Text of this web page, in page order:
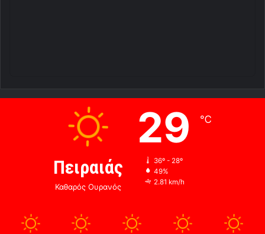
Πειραιάς
Καθαρός Ουρανός
29 ℃
36º - 28º
49%
2.81 km/h